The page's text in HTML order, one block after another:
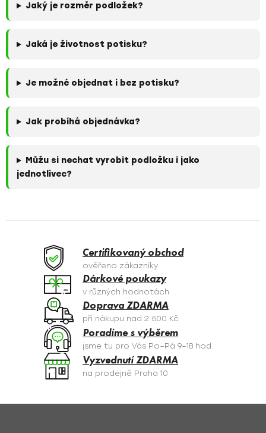
Jaký je rozměr podložek?
Jaká je životnost potisku?
Je možné objednat i bez potisku?
Jak probíhá objednávka?
Můžu si nechat vyrobit podložku i jako
jednotlivec?
Certifikovaný obchod
ověřeno zákazníky
Dárkové poukazy
v různých hodnotách
Doprava ZDARMA
při nákupu nad 2 500 Kč
Poradíme s výběrem
jsme tu pro Vás Po–Pá 9–18 hod.
Vyzvednutí ZDARMA
na prodejně Praha 10